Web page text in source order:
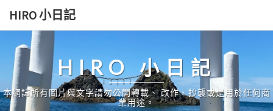
Skip
content
HIRO 小日記
HIRO 小日記
本網誌所有圖片與文字請勿公開轉載、 改作、抄襲或是用於任何商
業用途。